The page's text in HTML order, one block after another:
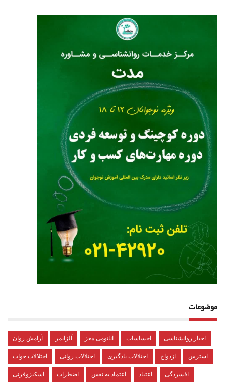
موضوعات
آرامش روان آلزایمر آناتومی مغز احساسات اخبار روانشناسی
اختلالات خواب اختلالات روانی اختلالات یادگیری ازدواج استرس
اسکیزوفرنی اضطراب اعتماد به نفس اعتیاد افسردگی